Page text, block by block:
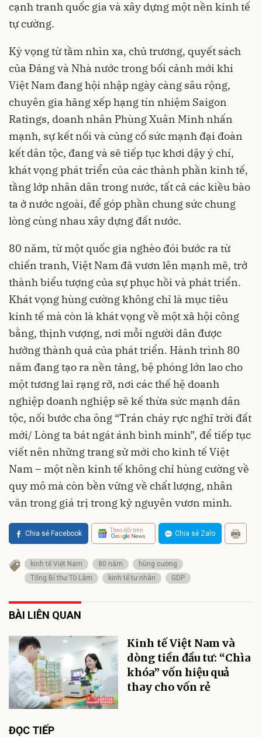
cạnh tranh quốc gia và xây dựng một nền kinh tế
tự cường.
Kỳ vọng từ tầm nhìn xa, chủ trương, quyết sách
của Đảng và Nhà nước trong bối cảnh mới khi
Việt Nam đang hội nhập ngày càng sâu rộng,
chuyên gia hãng xếp hạng tín nhiệm Saigon
Ratings, doanh nhân Phùng Xuân Minh nhấn
mạnh, sự kết nối và củng cố sức mạnh đại đoàn
kết dân tộc, đang và sẽ tiếp tục khơi dậy ý chí,
khát vọng phát triển của các thành phần kinh tế,
tầng lớp nhân dân trong nước, tất cả các kiều bào
ta ở nước ngoài, để góp phần chung sức chung
lòng cùng nhau xây dựng đất nước.
80 năm, từ một quốc gia nghèo đói bước ra từ
chiến tranh, Việt Nam đã vươn lên mạnh mẽ, trở
thành biểu tượng của sự phục hồi và phát triển.
Khát vọng hùng cường không chỉ là mục tiêu
kinh tế mà còn là khát vọng về một xã hội công
bằng, thịnh vượng, nơi mỗi người dân được
hưởng thành quả của phát triển. Hành trình 80
năm đang tạo ra nền tảng, bệ phóng lớn lao cho
một tương lai rạng rỡ, nơi các thế hệ doanh
nghiệp doanh nghiệp sẽ kế thừa sức mạnh dân
tộc, nối bước cha ông “Trán cháy rực nghĩ trời đất
mới/ Lòng ta bát ngát ánh bình minh”, để tiếp tục
viết nên những trang sử mới cho kinh tế Việt
Nam – một nền kinh tế không chỉ hùng cường về
quy mô mà còn bền vững về chất lượng, nhân
văn trong giá trị trong kỷ nguyên vươn mình.
Chia sẻ Facebook Theo dõi trên Chia sẻ Zalo
kinh tế Việt Nam 80 năm
hùng cường
Tổng Bí thư Tô Lâm
kinh tế tư nhân GDP
BÀI LIÊN QUAN
Kinh tế Việt Nam và
dòng tiền đầu tư: “Chìa
khóa” vốn hiệu quả
thay cho vốn rẻ
ĐỌC TIẾP